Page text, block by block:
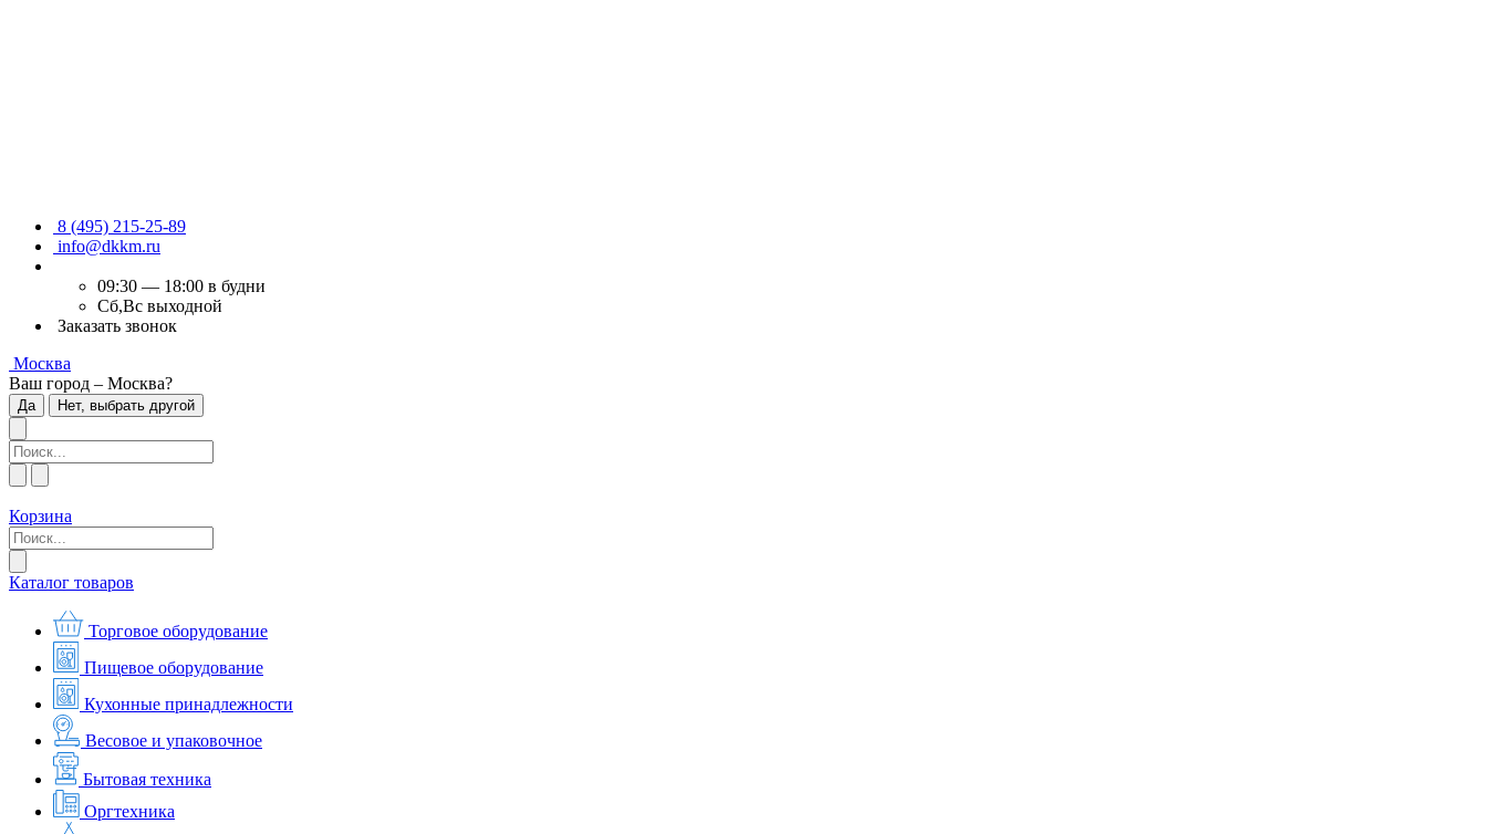
8 (495) 215-25-89
info@dkkm.ru
09:30 — 18:00 в будни
Сб,Вс выходной
Заказать звонок
Москва
Ваш город – Москва?
Да Нет, выбрать другой
Корзина
Каталог товаров
Торговое оборудование
Пищевое оборудование
Кухонные принадлежности
Весовое и упаковочное
Бытовая техника
Оргтехника